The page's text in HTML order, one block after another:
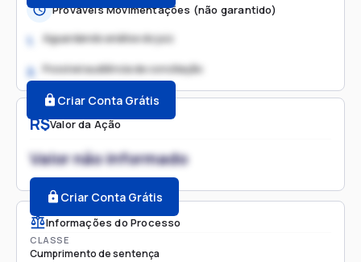
R$Valor da Ação
Valor não informado
Criar Conta Grátis
Informações do Processo
CLASSE
Cumprimento de sentença
Prováveis Movimentações (não garantido)
1. Aguardando análise do juiz
2. Possível audiência de conciliação
Criar Conta Grátis